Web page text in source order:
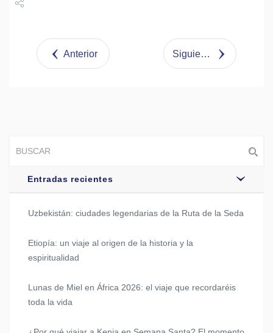
Tweet
Anterior Siguiente
Entradas recientes
Uzbekistán: ciudades legendarias de la Ruta de la Seda
Etiopía: un viaje al origen de la historia y la
espiritualidad
Lunas de Miel en África 2026: el viaje que recordaréis
toda la vida